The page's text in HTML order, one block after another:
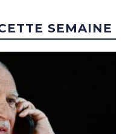
SEMAINE